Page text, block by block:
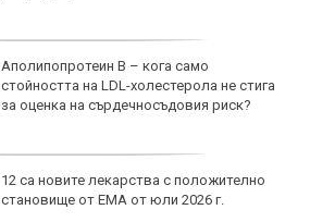
Аполипопротеин B – кога само
стойността на LDL-холестерола не стига
за оценка на сърдечносъдовия риск?
12 са новите лекарства с положително
становище от ЕМА от юли 2026 г.